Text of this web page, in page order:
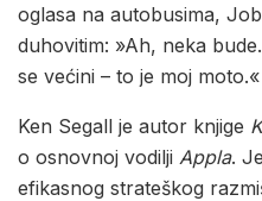
oglasa na autobusima,
duhovitim: »Ah, neka
se većini – to je moj moto.«
Ken Segall je autor knjige
o osnovnoj vodilji Appla.
efikasnog strateškog